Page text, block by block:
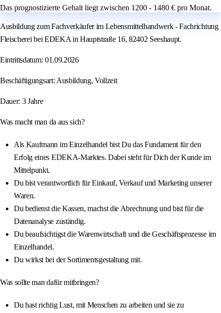
Das prognostizierte Gehalt liegt zwischen 1200 - 1480 € pro Monat.
Ausbildung zum Fachverkäufer im Lebensmittelhandwerk - Fachrichtung
Fleischerei bei EDEKA in Hauptstraße 16, 82402 Seeshaupt.
Eintrittsdatum: 01.09.2026
Beschäftigungsart: Ausbildung, Vollzeit
Dauer: 3 Jahre
Was macht man da aus sich?
Als Kaufmann im Einzelhandel bist Du das Fundament für den
Erfolg eines EDEKA-Marktes. Dabei steht für Dich der Kunde im
Mittelpunkt.
Du bist verantwortlich für Einkauf, Verkauf und Marketing unserer
Waren.
Du bedienst die Kassen, machst die Abrechnung und bist für die
Datenanalyse zuständig.
Du beaufsichtigst die Warenwirtschaft und die Geschäftsprozesse im
Einzelhandel.
Du wirkst bei der Sortimentsgestaltung mit.
Was sollte man dafür mitbringen?
Du hast richtig Lust, mit Menschen zu arbeiten und sie zu